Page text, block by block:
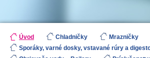
Úvod Chladničky Mrazničky
Sporáky, varné dosky, vstavané rúry a